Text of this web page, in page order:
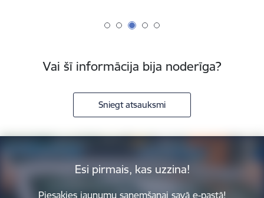
Vai šī informācija bija noderīga?
Sniegt atsauksmi
Esi pirmais, kas uzzina!
Piesakies jaunumu saņemšanai savā e-pastā!